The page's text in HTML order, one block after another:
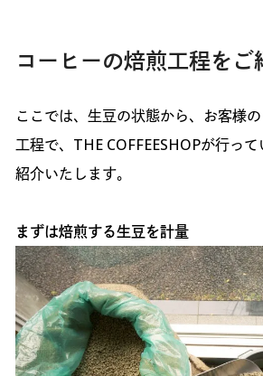
コーヒーの焙煎工程をご
ここでは、生豆の状態から、お客様
工程で、THE COFFEESHOPが行っ
紹介いたします。
まずは焙煎する生豆を計量